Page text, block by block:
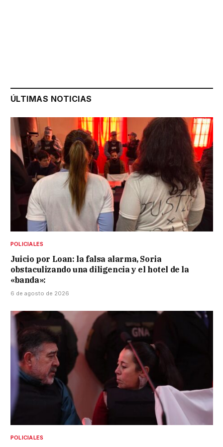
ÚLTIMAS NOTICIAS
POLICIALES
Juicio por Loan: la falsa alarma, Soria
obstaculizando una diligencia y el hotel de la
«banda»:
6 de agosto de 2026
POLICIALES